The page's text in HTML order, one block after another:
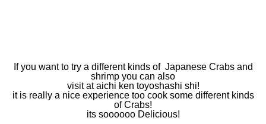
If you want to try a different kinds of Japanese Crabs and
shrimp you can also
visit at aichi ken toyoshashi shi!
it is really a nice experience too cook some different kinds
of Crabs!
its soooooo Delicious!